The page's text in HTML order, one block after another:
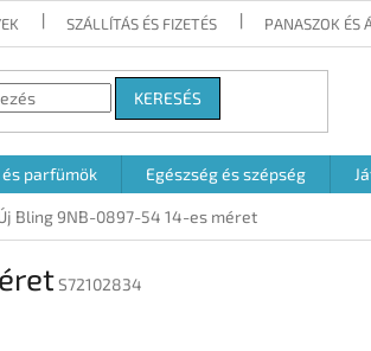
SZÁLLÍTÁS ÉS FIZETÉS PANASZOK ÉS
KERESÉS
parfümök Egészség és szépség
Bling 9NB-0897-54 14-es méret
S72102834